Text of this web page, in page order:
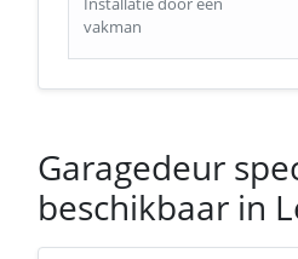
vakman
Garagedeur
beschikbaar in